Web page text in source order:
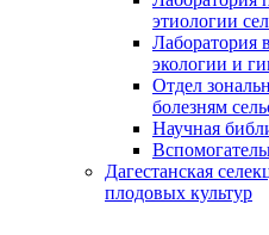
этиологии
Лаборатория
экологии и
Отдел
болезням
Научная
Дагестанская
плодовых культур